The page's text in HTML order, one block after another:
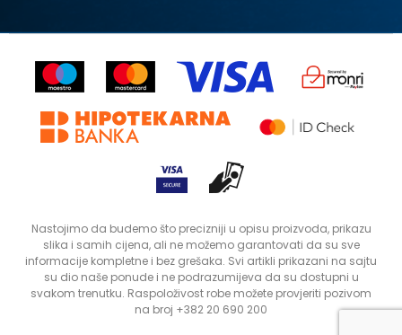
Sindikalna prodaja
Kontakt
Prodavnice
Kako kupiti
Uputstvo za registraciju
Reklamacije
Povrat robe i povrat sredstava
Status porudžbine
Nastojimo da budemo što precizniji u opisu proizvoda, prikazu
slika i samih cijena, ali ne možemo garantovati da su sve
informacije kompletne i bez grešaka. Svi artikli prikazani na sajtu
su dio naše ponude i ne podrazumijeva da su dostupni u
svakom trenutku. Raspoloživost robe možete provjeriti pozivom
na broj +382 20 690 200